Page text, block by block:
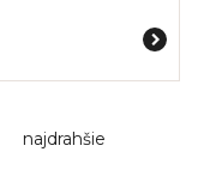
najdrahšie